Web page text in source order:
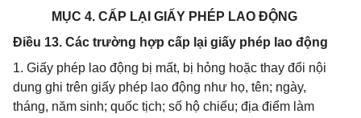
MỤC 4. CẤP LẠI GIẤY PHÉP LAO ĐỘNG
Điều 13. Các trường hợp cấp lại giấy phép lao động
1. Giấy phép lao động bị mất, bị hỏng hoặc thay đổi nội
dung ghi trên giấy phép lao động như họ, tên; ngày,
tháng, năm sinh; quốc tịch; số hộ chiếu; địa điểm làm